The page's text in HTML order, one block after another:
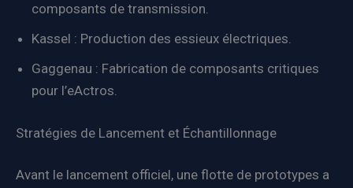
composants de transmission.
Kassel : Production des essieux électriques.
Gaggenau : Fabrication de composants critiques
pour l’eActros.
Stratégies de Lancement et Échantillonnage
Avant le lancement officiel, une flotte de prototypes a